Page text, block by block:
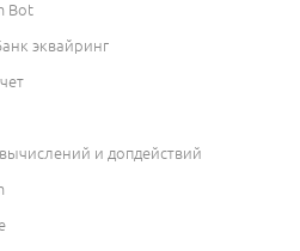
Bot
эквайринг
и допдействий